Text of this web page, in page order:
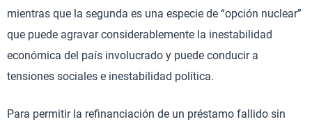
mientras que la segunda es una especie de “opción nuclear”
que puede agravar considerablemente la inestabilidad
económica del país involucrado y puede conducir a
tensiones sociales e inestabilidad política.
Para permitir la refinanciación de un préstamo fallido sin